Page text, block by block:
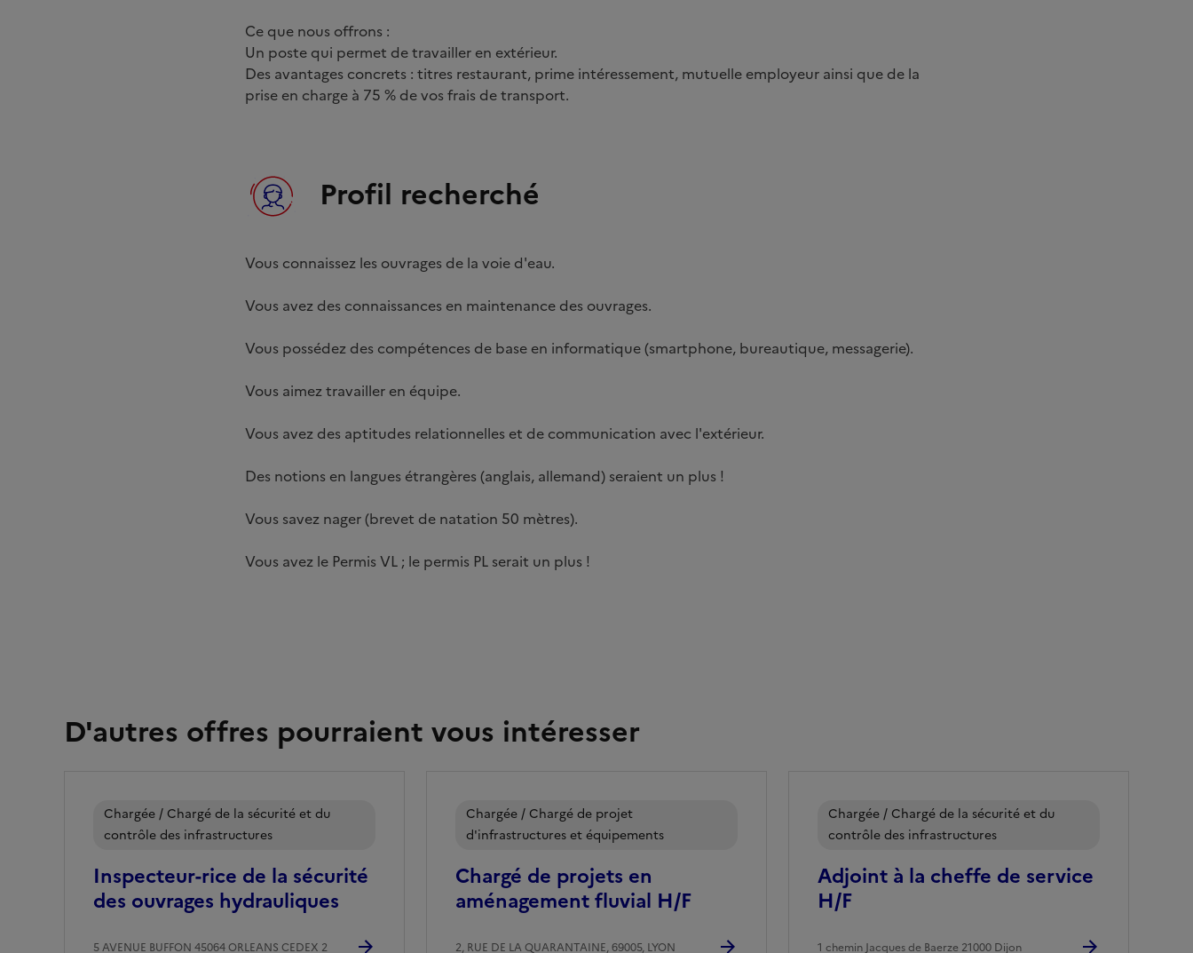
Ce que nous offrons :
Un poste qui permet de travailler en extérieur.
Des avantages concrets : titres restaurant, prime intéressement, mutuelle employeur ainsi que de la
prise en charge à 75 % de vos frais de transport.
Profil recherché
Vous connaissez les ouvrages de la voie d'eau.
Vous avez des connaissances en maintenance des ouvrages.
Vous possédez des compétences de base en informatique (smartphone, bureautique, messagerie).
Vous aimez travailler en équipe.
Vous avez des aptitudes relationnelles et de communication avec l'extérieur.
Des notions en langues étrangères (anglais, allemand) seraient un plus !
Vous savez nager (brevet de natation 50 mètres).
Vous avez le Permis VL ; le permis PL serait un plus !
D'autres offres pourraient vous intéresser
Inspecteur-rice de la sécurité
des ouvrages hydrauliques
Chargée / Chargé de la sécurité et du
contrôle des infrastructures
5 AVENUE BUFFON 45064 ORLEANS CEDEX 2
Chargé de projets en
aménagement fluvial H/F
Chargée / Chargé de projet
d'infrastructures et équipements
2, RUE DE LA QUARANTAINE, 69005, LYON
Adjoint à la cheffe de service
H/F
Chargée / Chargé de la sécurité et du
contrôle des infrastructures
1 chemin Jacques de Baerze 21000 Dijon